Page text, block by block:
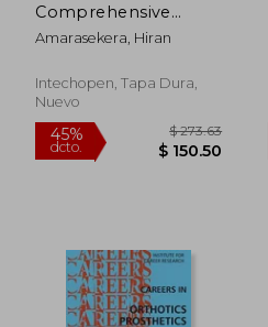
Comprehensive
Review of Selected
Topics (en Inglés)
Amarasekera, Hiran
Intechopen, Tapa Dura,
Nuevo